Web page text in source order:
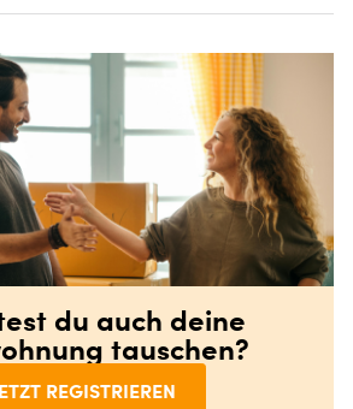
du auch deine
tauschen?
REGISTRIEREN